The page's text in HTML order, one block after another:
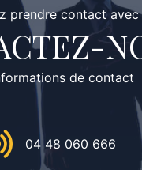
prendre contact avec
de contact
04 48 060 666